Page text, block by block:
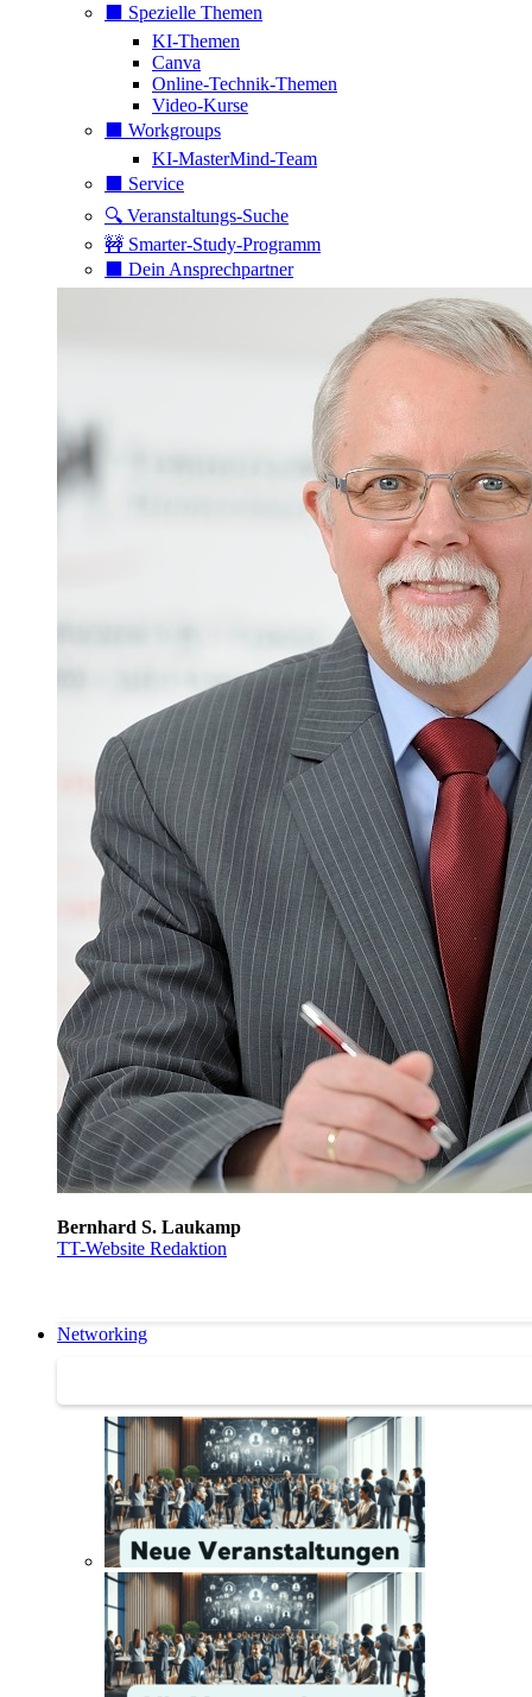
⬛️ Spezielle Themen
KI-Themen
Canva
Online-Technik-Themen
Video-Kurse
⬛️ Workgroups
KI-MasterMind-Team
⬛️ Service
🔍 Veranstaltungs-Suche
🚧 Smarter-Study-Programm
⬛️ Dein Ansprechpartner
Bernhard S. Laukamp
TT-Website Redaktion
Networking